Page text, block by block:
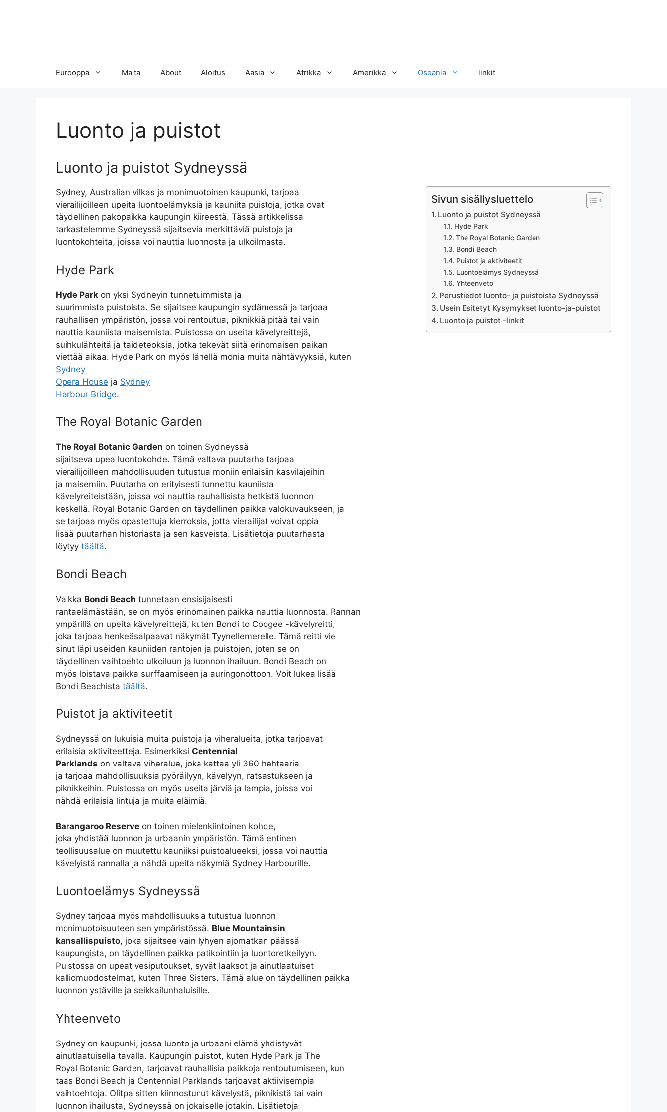
Eurooppa Malta About Aloitus Aasia Afrikka Amerikka Oseania linkit
Luonto ja puistot
Luonto ja puistot Sydneyssä
Sivun sisällysluettelo
Luonto ja puistot Sydneyssä
Hyde Park
The Royal Botanic Garden
Bondi Beach
Puistot ja aktiviteetit
Luontoelämys Sydneyssä
Yhteenveto
Perustiedot luonto- ja puistoista Sydneyssä
Usein Esitetyt Kysymykset luonto-ja-puistot
Luonto ja puistot -linkit
Sydney, Australian vilkas ja monimuotoinen kaupunki, tarjoaa
vierailijoilleen upeita luontoelämyksiä ja kauniita puistoja, jotka ovat
täydellinen pakopaikka kaupungin kiireestä. Tässä artikkelissa
tarkastelemme Sydneyssä sijaitsevia merkittäviä puistoja ja
luontokohteita, joissa voi nauttia luonnosta ja ulkoilmasta.
Hyde Park
Hyde Park on yksi Sydneyin tunnetuimmista ja
suurimmista puistoista. Se sijaitsee kaupungin sydämessä ja tarjoaa
rauhallisen ympäristön, jossa voi rentoutua, piknikkiä pitää tai vain
nauttia kauniista maisemista. Puistossa on useita kävelyreittejä,
suihkulähteitä ja taideteoksia, jotka tekevät siitä erinomaisen paikan
viettää aikaa. Hyde Park on myös lähellä monia muita nähtävyyksiä, kuten
Sydney
Opera House ja Sydney
Harbour Bridge.
The Royal Botanic Garden
The Royal Botanic Garden on toinen Sydneyssä
sijaitseva upea luontokohde. Tämä valtava puutarha tarjoaa
vierailijoilleen mahdollisuuden tutustua moniin erilaisiin kasvilajeihin
ja maisemiin. Puutarha on erityisesti tunnettu kauniista
kävelyreiteistään, joissa voi nauttia rauhallisista hetkistä luonnon
keskellä. Royal Botanic Garden on täydellinen paikka valokuvaukseen, ja
se tarjoaa myös opastettuja kierroksia, jotta vierailijat voivat oppia
lisää puutarhan historiasta ja sen kasveista. Lisätietoja puutarhasta
löytyy täältä.
Bondi Beach
Vaikka Bondi Beach tunnetaan ensisijaisesti
rantaelämästään, se on myös erinomainen paikka nauttia luonnosta. Rannan
ympärillä on upeita kävelyreittejä, kuten Bondi to Coogee -kävelyreitti,
joka tarjoaa henkeäsalpaavat näkymät Tyynellemerelle. Tämä reitti vie
sinut läpi useiden kauniiden rantojen ja puistojen, joten se on
täydellinen vaihtoehto ulkoiluun ja luonnon ihailuun. Bondi Beach on
myös loistava paikka surffaamiseen ja auringonottoon. Voit lukea lisää
Bondi Beachista täältä.
Puistot ja aktiviteetit
Sydneyssä on lukuisia muita puistoja ja viheralueita, jotka tarjoavat
erilaisia aktiviteetteja. Esimerkiksi Centennial
Parklands on valtava viheralue, joka kattaa yli 360 hehtaaria
ja tarjoaa mahdollisuuksia pyöräilyyn, kävelyyn, ratsastukseen ja
piknikkeihin. Puistossa on myös useita järviä ja lampia, joissa voi
nähdä erilaisia lintuja ja muita eläimiä.
Barangaroo Reserve on toinen mielenkiintoinen kohde,
joka yhdistää luonnon ja urbaanin ympäristön. Tämä entinen
teollisuusalue on muutettu kauniiksi puistoalueeksi, jossa voi nauttia
kävelyistä rannalla ja nähdä upeita näkymiä Sydney Harbourille.
Luontoelämys Sydneyssä
Sydney tarjoaa myös mahdollisuuksia tutustua luonnon
monimuotoisuuteen sen ympäristössä. Blue Mountainsin
kansallispuisto, joka sijaitsee vain lyhyen ajomatkan päässä
kaupungista, on täydellinen paikka patikointiin ja luontoretkeilyyn.
Puistossa on upeat vesiputoukset, syvät laaksot ja ainutlaatuiset
kalliomuodostelmat, kuten Three Sisters. Tämä alue on täydellinen paikka
luonnon ystäville ja seikkailunhaluisille.
Yhteenveto
Sydney on kaupunki, jossa luonto ja urbaani elämä yhdistyvät
ainutlaatuisella tavalla. Kaupungin puistot, kuten Hyde Park ja The
Royal Botanic Garden, tarjoavat rauhallisia paikkoja rentoutumiseen, kun
taas Bondi Beach ja Centennial Parklands tarjoavat aktiivisempia
vaihtoehtoja. Olitpa sitten kiinnostunut kävelystä, piknikistä tai vain
luonnon ihailusta, Sydneyssä on jokaiselle jotakin. Lisätietoja